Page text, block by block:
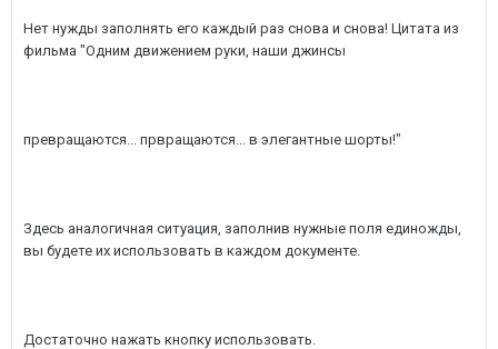
Нет нужды заполнять его каждый раз снова и снова! Цитата из
фильма "Одним движением руки, наши джинсы
превращаются... првращаются... в элегантные шорты!"
Здесь аналогичная ситуация, заполнив нужные поля единожды,
вы будете их использовать в каждом документе.
Достаточно нажать кнопку использовать.